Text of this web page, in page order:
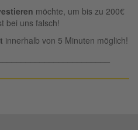
möchte, um bis zu 200€
bei uns falsch!
innerhalb von 5 Minuten möglich!